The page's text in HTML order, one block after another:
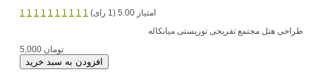
1 1 1 1 1 1 1 1 1 1
امتیاز 5.00 (1 رای)
طراحی هتل مجتمع تفریحی توریستی میانکاله
5,000 تومان